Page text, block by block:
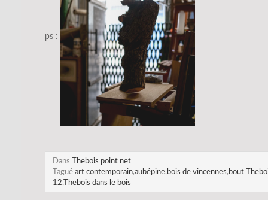
ps :
Dans
Thebois point net
Tagué art contemporain,aubépine, bois de vincennes, bout
12,Thebois dans le bois